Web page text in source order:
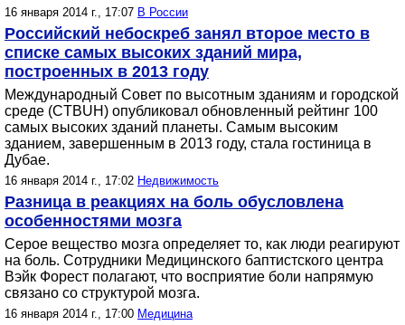
16 января 2014 г., 17:07 В России
Российский небоскреб занял второе место в
списке самых высоких зданий мира,
построенных в 2013 году
Международный Совет по высотным зданиям и городской
среде (CTBUH) опубликовал обновленный рейтинг 100
самых высоких зданий планеты. Самым высоким
зданием, завершенным в 2013 году, стала гостиница в
Дубае.
16 января 2014 г., 17:02 Недвижимость
Разница в реакциях на боль обусловлена
особенностями мозга
Серое вещество мозга определяет то, как люди реагируют
на боль. Сотрудники Медицинского баптистского центра
Вэйк Форест полагают, что восприятие боли напрямую
связано со структурой мозга.
16 января 2014 г., 17:00 Медицина